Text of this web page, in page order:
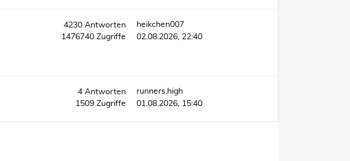
4230Antworten
1476740Zugriffe
heikchen007
02.08.2026, 22:40
4Antworten
1509Zugriffe
runners.high
01.08.2026, 15:40